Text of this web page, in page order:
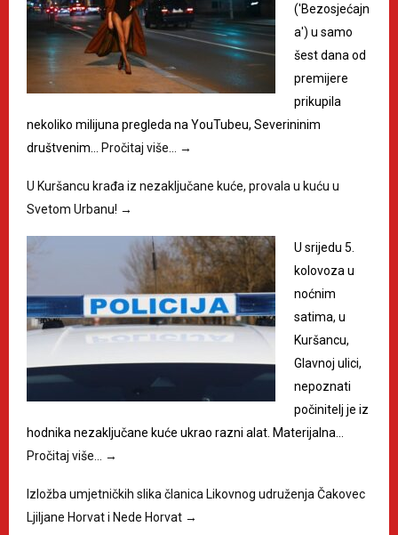
('Bezosjećajn
a') u samo
šest dana od
premijere
prikupila
nekoliko milijuna pregleda na YouTubeu, Severininim
društvenim… Pročitaj više… →
U Kuršancu krađa iz nezaključane kuće, provala u kuću u
Svetom Urbanu! →
U srijedu 5.
kolovoza u
noćnim
satima, u
Kuršancu,
Glavnoj ulici,
nepoznati
počinitelj je iz
hodnika nezaključane kuće ukrao razni alat. Materijalna…
Pročitaj više…
→
Izložba umjetničkih slika članica Likovnog udruženja Čakovec
Ljiljane Horvat i Nede Horvat →